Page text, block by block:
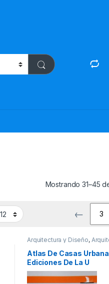
Mostrando 31–45
←
Arquitectura y Diseño,
Urbanismo
Profesionales y
Atlas De Casas
Ediciones De La U